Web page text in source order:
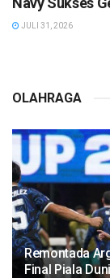
JULI 31, 2026
OLAHRAGA
Remontada
Final Piala